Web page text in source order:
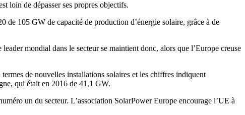
loin de dépasser ses propres objectifs.
de 105 GW de capacité de production d’énergie solaire, grâce à de
mondial dans le secteur se maintient donc, alors que l’Europe creuse
de nouvelles installations solaires et les chiffres indiquent
qui était en 2016 de 41,1 GW.
un du secteur. L’association SolarPower Europe encourage l’UE à